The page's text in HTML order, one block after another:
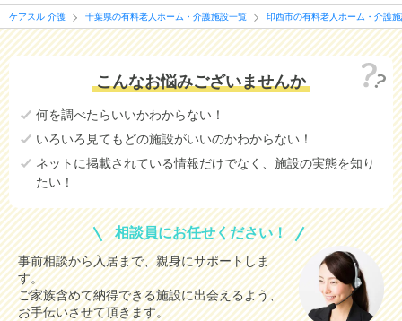
ケアスル 介護 千葉県の有料老人ホーム・介護施設一覧 印西市の有料老人ホーム・介護
こんなお悩みございませんか
何を調べたらいいかわからない！
いろいろ見てもどの施設がいいのかわからない！
ネットに掲載されている情報だけでなく、施設の実態を知り
たい！
相談員にお任せください！
事前相談から入居まで、親身にサポートしま
す。
ご家族含めて納得できる施設に出会えるよう、
お手伝いさせて頂きます。